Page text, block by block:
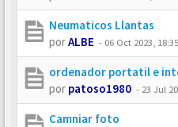
Neumaticos Llantas
porALBE - 06 Oct 2023, 18:35
ordenador portatil e
por patoso1980 - 23 Jul
Camniar foto